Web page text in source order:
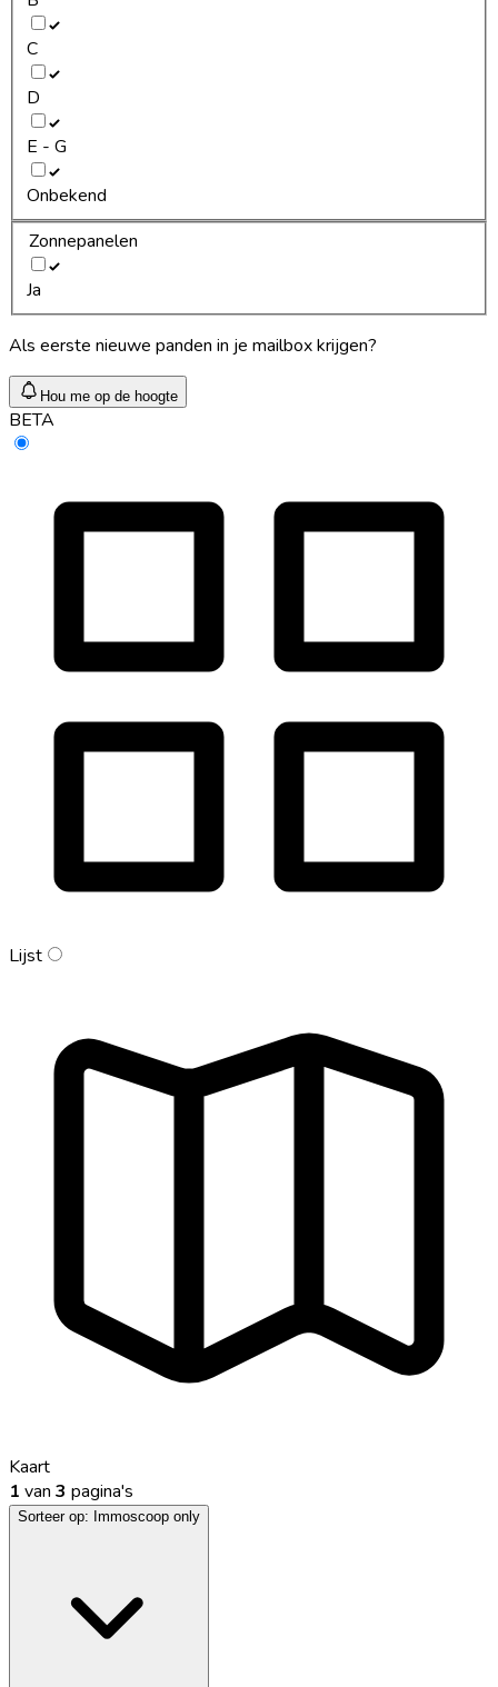
C
D
E - G
Onbekend
Zonnepanelen
Ja
Als eerste nieuwe panden in je mailbox krijgen?
Hou me op de hoogte
BETA
Lijst
Kaart
1 van 3 pagina's
Sorteer op: Immoscoop only